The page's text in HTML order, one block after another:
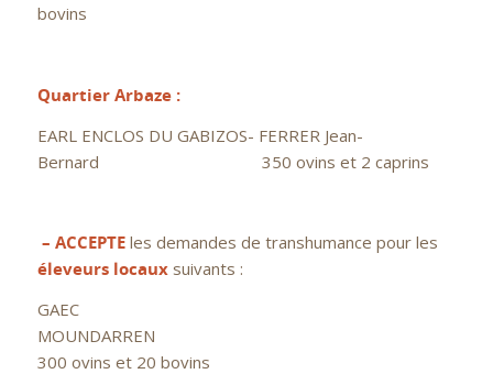
bovins
Quartier Arbaze :
EARL ENCLOS DU GABIZOS- FERRER Jean-
Bernard 350 ovins et 2 caprins
– ACCEPTEles demandes de transhumance pour les
éleveurs locauxsuivants :
GAEC
300 ovins et 20 bovins